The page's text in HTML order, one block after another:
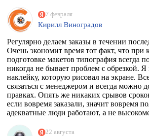
фирму, которая может это сделать.
моем случае, потому что наклейка
водостойкая, под мой размер и еще по
учитывая, что типографии не работают
Перерыла весь инет, разговаривала даже
Ростова, как говорится "и там послали".
на эту организацию! Знала, что 100%
надежда, как говорится, живее всех
приняли, менеджер Ярослава всегда
отвечала на все вопросы, напечатали
после получения макета. Мой визит в
отдельная история - абсолютно
люди!!!! Позитив сквозит даже от
РЕКОМЕНДУЮ ВСЕМИ ФИБРАМИ
7 февраля
Кирилл Виноградов
Регулярно делаем заказы в течении
Очень экономит время тот факт, что при
подготовке макетов типография всегда
никогда не бывает проблем с обрезкой.
наклейку, которую рисовал на экране.
связаться с менеджером и всегда можно
правках. Опять же никаких срывов
если вовремя заказали, значит вовремя
адекватные люди работают, а не
22 августа